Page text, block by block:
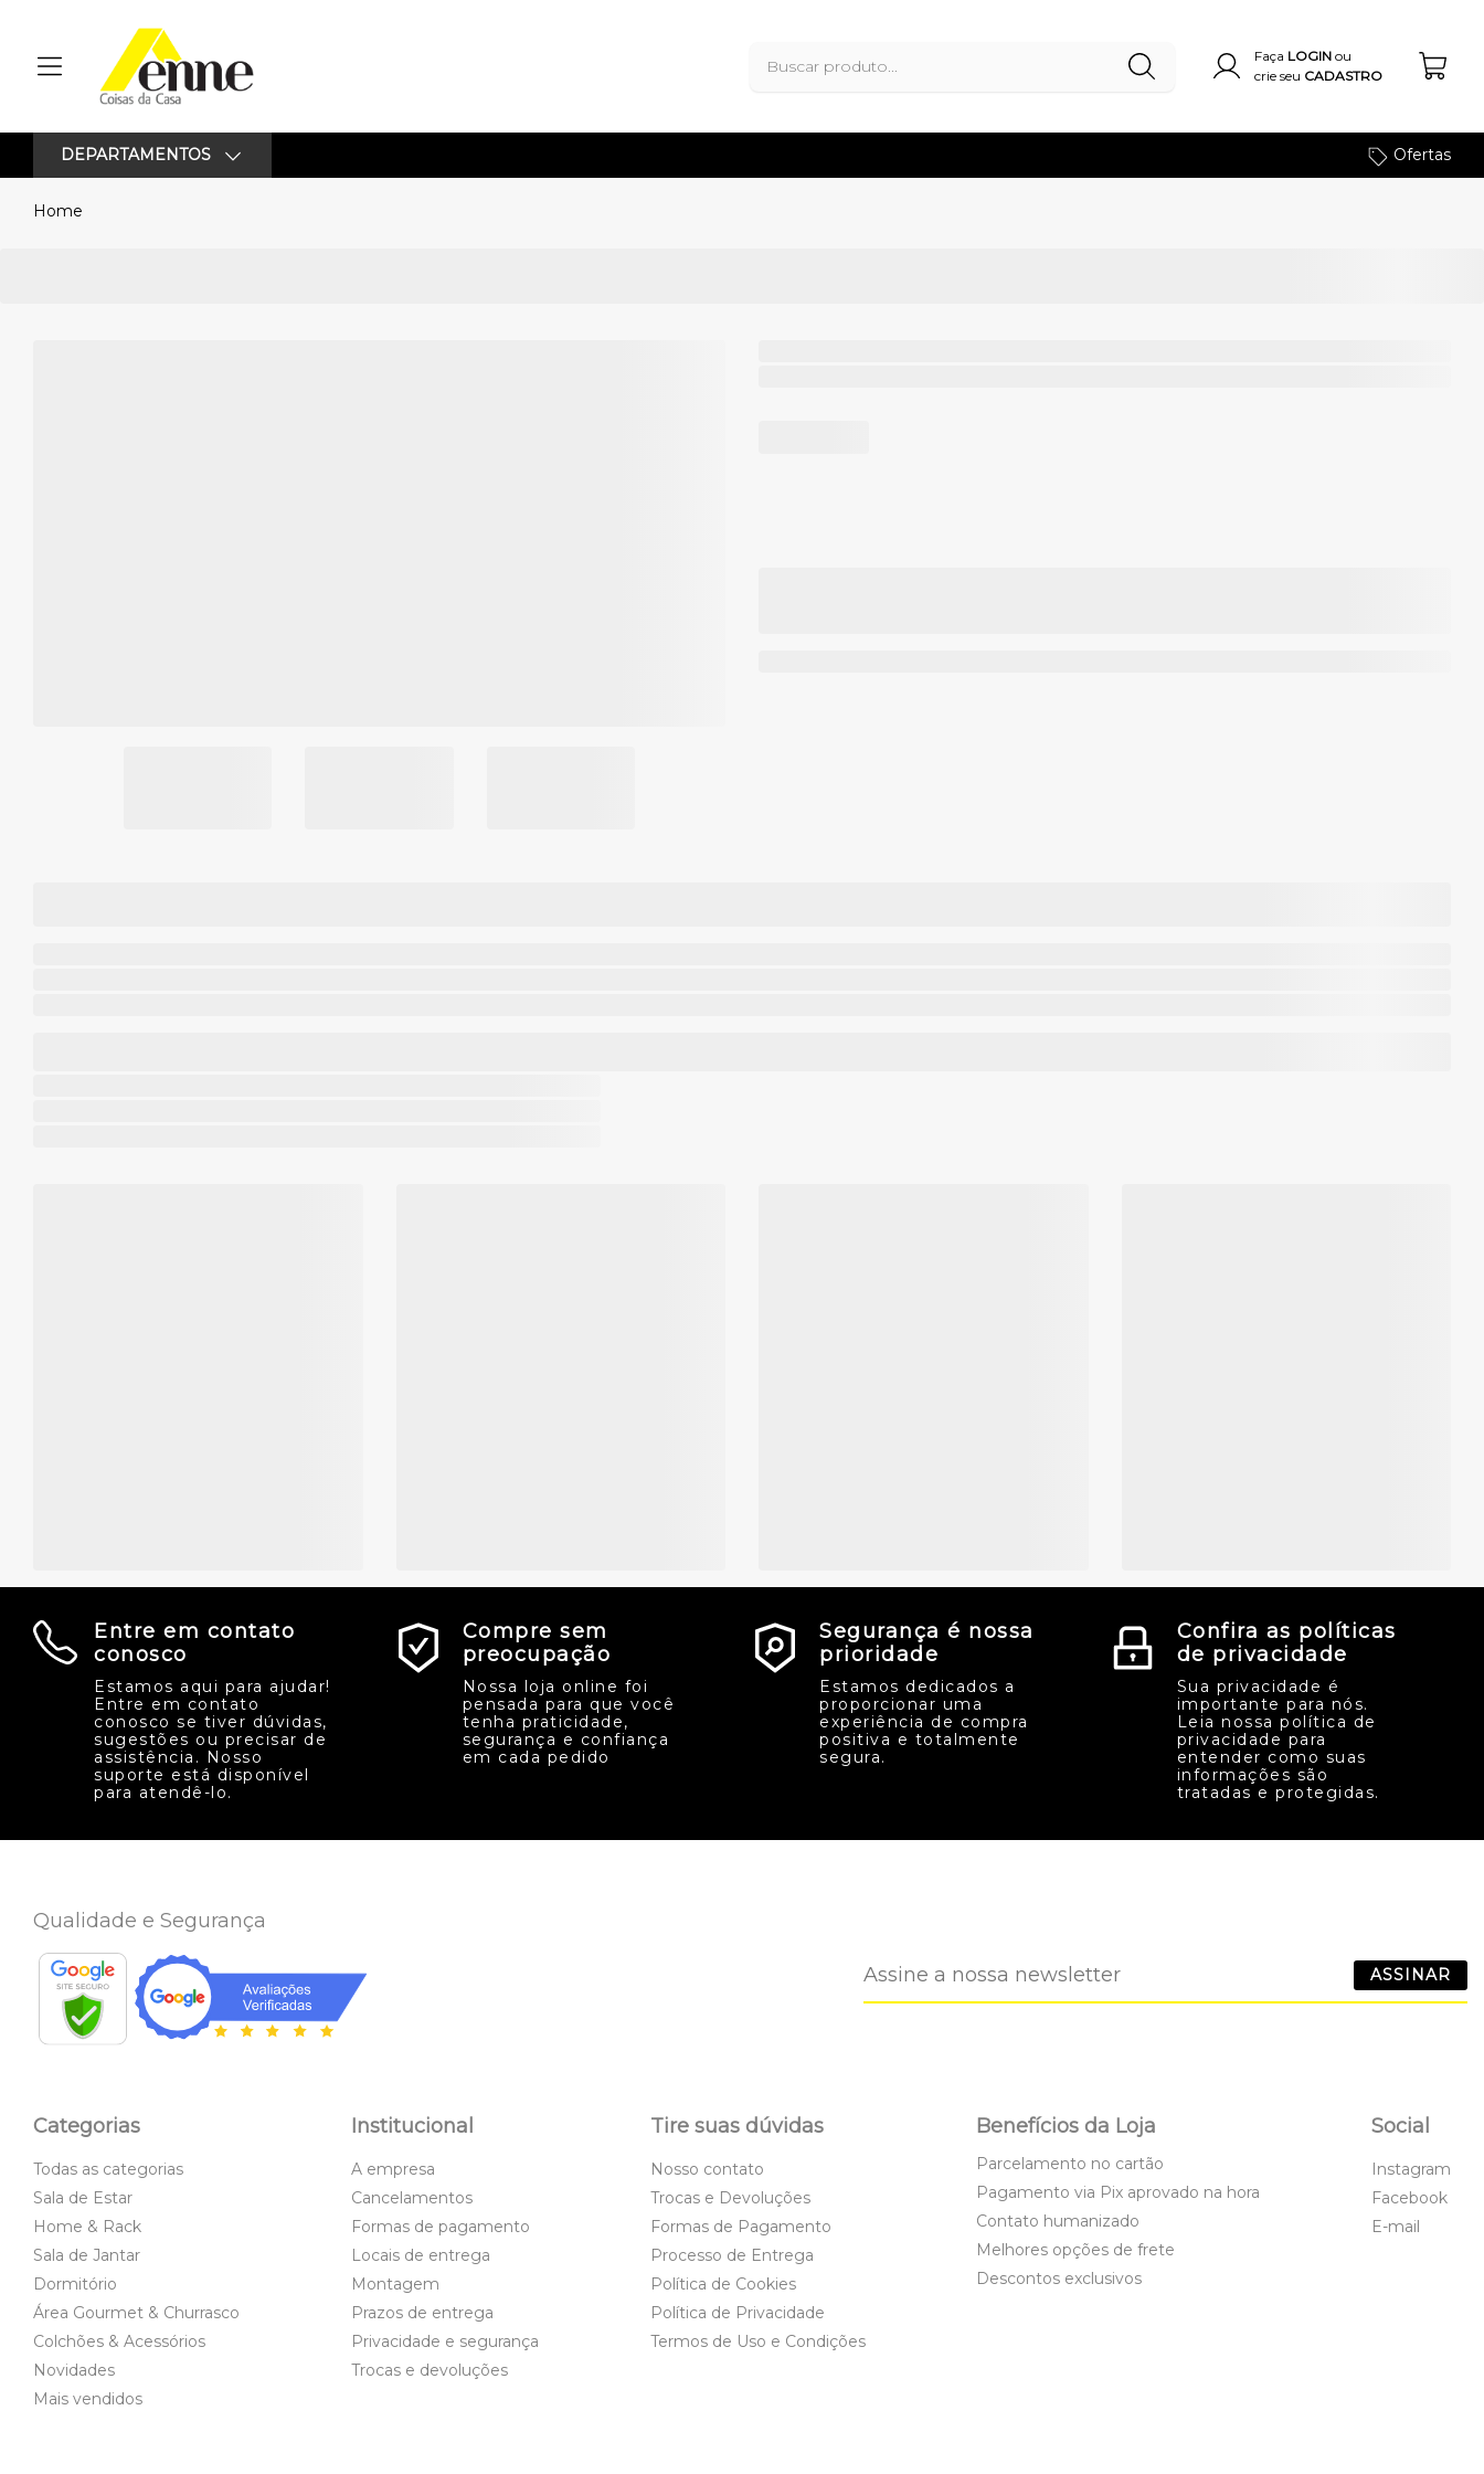
Faça LOGIN ou
crie seu CADASTRO
DEPARTAMENTOS Ofertas
Home
Entre em contato
conosco
Estamos aqui para ajudar!
Entre em contato
conosco se tiver dúvidas,
sugestões ou precisar de
assistência. Nosso
suporte está disponível
para atendê-lo.
Compre sem
preocupação
Nossa loja online foi
pensada para que você
tenha praticidade,
segurança e confiança
em cada pedido
Segurança é nossa
prioridade
Estamos dedicados a
proporcionar uma
experiência de compra
positiva e totalmente
segura.
Confira as políticas
de privacidade
Sua privacidade é
importante para nós.
Leia nossa política de
privacidade para
entender como suas
informações são
tratadas e protegidas.
Qualidade e Segurança
ASSINAR
Categorias
Todas as categorias
Sala de Estar
Home & Rack
Sala de Jantar
Dormitório
Área Gourmet & Churrasco
Colchões & Acessórios
Novidades
Mais vendidos
Institucional
A empresa
Cancelamentos
Formas de pagamento
Locais de entrega
Montagem
Prazos de entrega
Privacidade e segurança
Trocas e devoluções
Tire suas dúvidas
Nosso contato
Trocas e Devoluções
Formas de Pagamento
Processo de Entrega
Política de Cookies
Política de Privacidade
Termos de Uso e Condições
Benefícios da Loja
Parcelamento no cartão
Pagamento via Pix aprovado na hora
Contato humanizado
Melhores opções de frete
Descontos exclusivos
Social
Instagram
Facebook
E-mail